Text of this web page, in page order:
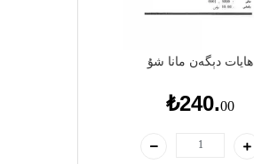
ھايات دېگەن مانا شۇ
₺240.00